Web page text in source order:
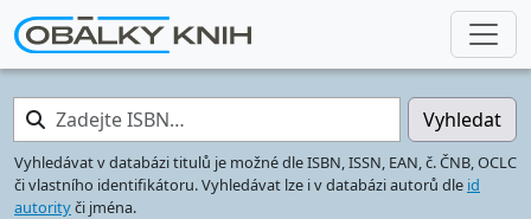
Zadejte ISBN… Vyhledat
Vyhledávat v databázi titulů je možné dle ISBN, ISSN, EAN, č. ČNB, OCLC
či vlastního identifikátoru. Vyhledávat lze i v databázi autorů dle id
autorityči jména.